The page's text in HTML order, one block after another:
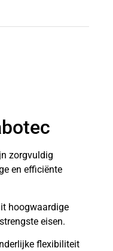
zorgvuldig
en efficiënte
hoogwaardige
eisen.
flexibiliteit